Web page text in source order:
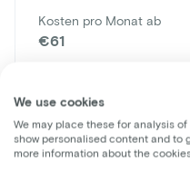
Kosten pro Monat ab
€61
Sie sparen
Mehr
We use cookies
We may place these for analysis
show personalised content and to
more information about the